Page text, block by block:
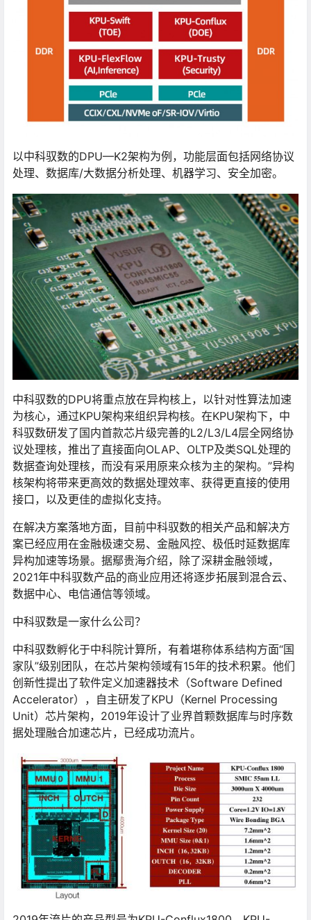
以中科驭数的DPU—K2架构为例，功能层面包括网络协议
处理、数据库/大数据分析处理、机器学习、安全加密。
中科驭数的DPU将重点放在异构核上，以针对性算法加速
为核心，通过KPU架构来组织异构核。在KPU架构下，中
科驭数研发了国内首款芯片级完善的L2/L3/L4层全网络协
议处理核，推出了直接面向OLAP、OLTP及类SQL处理的
数据查询处理核，而没有采用原来众核为主的架构。”异构
核架构将带来更高效的数据处理效率、获得更直接的使用
接口，以及更佳的虚拟化支持。
在解决方案落地方面，目前中科驭数的相关产品和解决方
案已经应用在金融极速交易、金融风控、极低时延数据库
异构加速等场景。据鄢贵海介绍，除了深耕金融领域，
2021年中科驭数产品的商业应用还将逐步拓展到混合云、
数据中心、电信通信等领域。
中科驭数是一家什么公司？
中科驭数孵化于中科院计算所，有着堪称体系结构方面“国
家队”级别团队，在芯片架构领域有15年的技术积累。他们
创新性提出了软件定义加速器技术（Software Defined
Accelerator），自主研发了KPU（Kernel Processing
Unit）芯片架构，2019年设计了业界首颗数据库与时序数
据处理融合加速芯片，已经成功流片。